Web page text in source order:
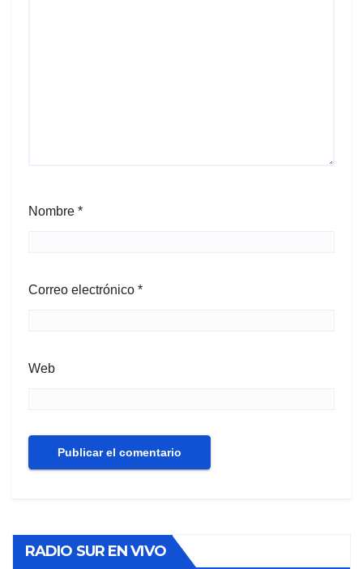
Nombre *
Correo electrónico *
Web
RADIO SUR EN VIVO